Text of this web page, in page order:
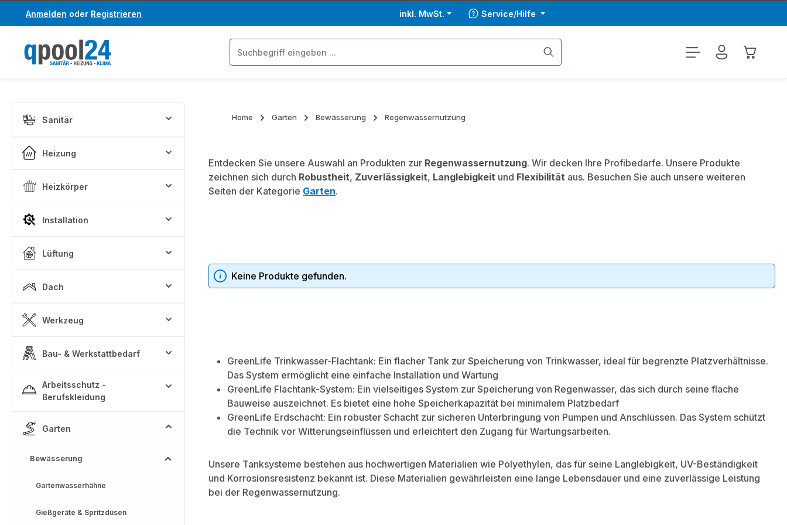
Hauptinhalt springen
Zur Suche springen
Anmelden oder Registrieren inkl. MwSt. Service/Hilfe
Sanitär
Heizung
Heizkörper
Installation
Lüftung
Dach
Werkzeug
Bau- & Werkstattbedarf
Arbeitsschutz -
Berufskleidung
Garten
Bewässerung
Gartenwasserhähne
Gießgeräte & Spritzdüsen
Home Garten Bewässerung Regenwassernutzung
Entdecken Sie unsere Auswahl an Produkten zur Regenwassernutzung. Wir decken Ihre Profibedarfe. Unsere Produkte
zeichnen sich durch Robustheit, Zuverlässigkeit, Langlebigkeit und Flexibilität aus. Besuchen Sie auch unsere weiteren
Seiten der Kategorie Garten.
Keine Produkte gefunden.
GreenLife Trinkwasser-Flachtank: Ein flacher Tank zur Speicherung von Trinkwasser, ideal für begrenzte Platzverhältnisse.
Das System ermöglicht eine einfache Installation und Wartung
GreenLife Flachtank-System: Ein vielseitiges System zur Speicherung von Regenwasser, das sich durch seine flache
Bauweise auszeichnet. Es bietet eine hohe Speicherkapazität bei minimalem Platzbedarf
GreenLife Erdschacht: Ein robuster Schacht zur sicheren Unterbringung von Pumpen und Anschlüssen. Das System schützt
die Technik vor Witterungseinflüssen und erleichtert den Zugang für Wartungsarbeiten.
Unsere Tanksysteme bestehen aus hochwertigen Materialien wie Polyethylen, das für seine Langlebigkeit, UV-Beständigkeit
und Korrosionsresistenz bekannt ist. Diese Materialien gewährleisten eine lange Lebensdauer und eine zuverlässige Leistung
bei der Regenwassernutzung.